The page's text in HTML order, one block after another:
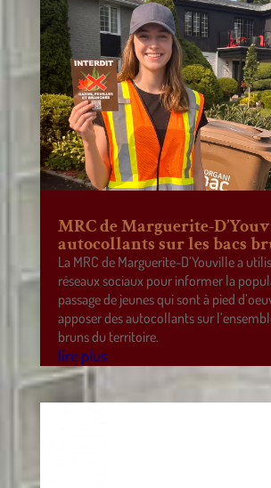
MRC de Marguerite-
autocollants sur les bacs
La MRC de Marguerite-D’Youville a
réseaux sociaux pour informer la
passage de jeunes qui sont à pied
apposer des autocollants sur
bruns du territoire.
lire plus